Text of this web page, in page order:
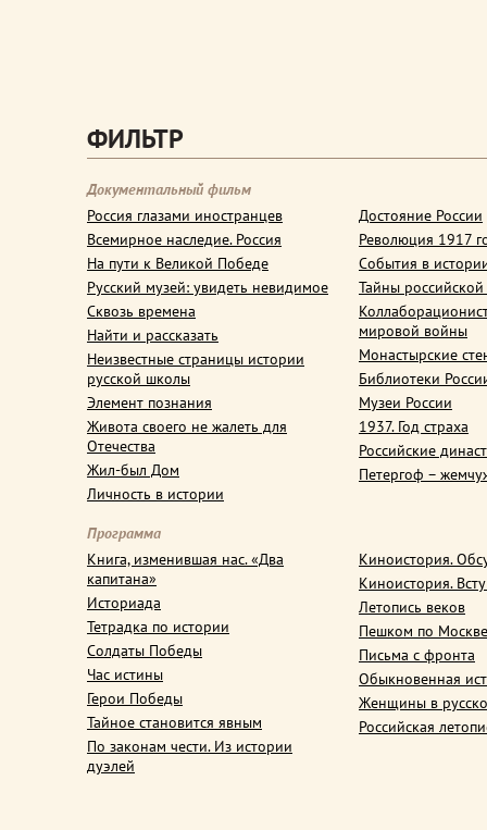
ФИЛЬТР
Документальный фильм
Россия глазами иностранцев
Всемирное наследие. Россия
На пути к Великой Победе
Русский музей: увидеть невидимое
Сквозь времена
Найти и рассказать
Неизвестные страницы истории
русской школы
Элемент познания
Живота своего не жалеть для
Отечества
Жил-был Дом
Личность в истории
Достояние России
Революция 1917
События в
Тайны
мировой войны
Монастырские
Библиотеки
Музеи России
1937. Год страха
Российские
Петергоф –
Программа
Книга, изменившая нас. «Два
капитана»
Историада
Тетрадка по истории
Солдаты Победы
Час истины
Герои Победы
Тайное становится явным
По законам чести. Из истории
дуэлей
Киноистория.
Киноистория.
Летопись веков
Пешком по Москве
Письма с фронта
Обыкновенная
Женщины в
Российская